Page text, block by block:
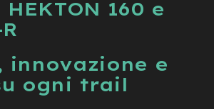
160 e
innovazione e
ogni trail